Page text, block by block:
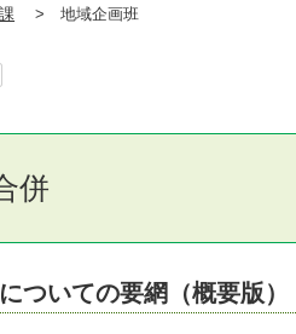
> 地域企画班
併
ついての要網（概要版）